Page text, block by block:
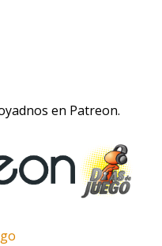
en Patreon.